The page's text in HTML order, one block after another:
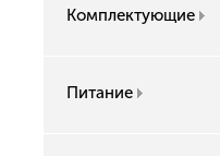
Комплектующие
Питание